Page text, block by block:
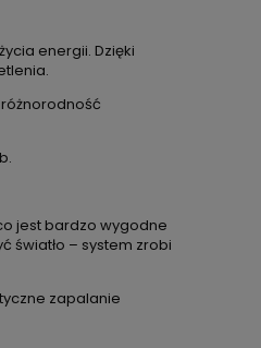
energii. Dzięki
jest bardzo wygodne
światło – system zrobi
zapalanie